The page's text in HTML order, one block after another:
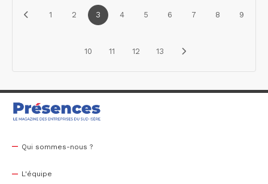
1 2 3 4 5 6 7 8 9
10 11 12 13
Qui sommes-nous ?
L'équipe